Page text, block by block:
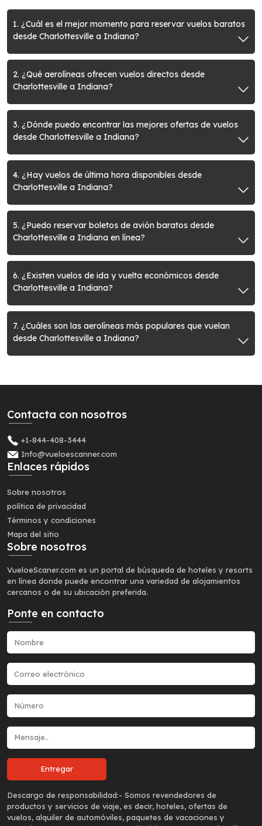
1. ¿Cuál es el mejor momento para reservar vuelos baratos
desde Charlottesville a Indiana?
2. ¿Qué aerolíneas ofrecen vuelos directos desde
Charlottesville a Indiana?
3. ¿Dónde puedo encontrar las mejores ofertas de vuelos
desde Charlottesville a Indiana?
4. ¿Hay vuelos de última hora disponibles desde
Charlottesville a Indiana?
5. ¿Puedo reservar boletos de avión baratos desde
Charlottesville a Indiana en línea?
6. ¿Existen vuelos de ida y vuelta económicos desde
Charlottesville a Indiana?
7. ¿Cuáles son las aerolíneas más populares que vuelan
desde Charlottesville a Indiana?
Contacta con nosotros
+1-844-408-3444
Info@vueloescanner.com
Enlaces rápidos
Sobre nosotros
política de privacidad
Términos y condiciones
Mapa del sitio
Sobre nosotros
VueloeScaner.com es un portal de búsqueda de hoteles y resorts
en línea donde puede encontrar una variedad de alojamientos
cercanos o de su ubicación preferida.
Ponte en contacto
Descargo de responsabilidad:- Somos revendedores de
productos y servicios de viaje, es decir, hoteles, ofertas de
vuelos, alquiler de automóviles, paquetes de vacaciones y